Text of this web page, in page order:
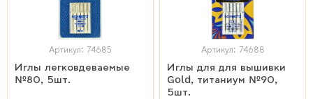
Артикул: 74685
Иглы легковдеваемые
№80, 5шт.
Артикул: 74688
Иглы для для вышивки
Gold, титаниум №90,
5шт.